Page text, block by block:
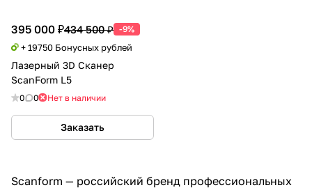
395 000 ₽434 500 ₽ -9%
+ 19750 Бонусных рублей
Лазерный 3D Сканер
ScanForm L5
0 0 Нет в наличии
Заказать
Scanform — российский бренд профессиональных